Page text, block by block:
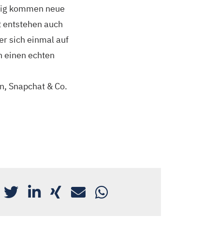
kommen neue
auch
sich einmal auf
einen echten
Snapchat & Co.